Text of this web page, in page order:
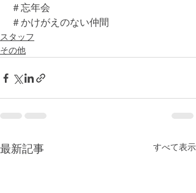
＃忘年会
＃かけがえのない仲間
スタッフ
その他
最新記事 すべて表示